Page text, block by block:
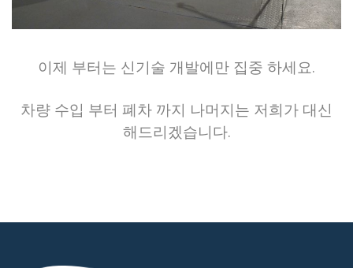
이제 부터는 신기술 개발에만 집중 하세요.
차량 수입 부터 폐차 까지 나머지는 저희가 대신
해드리겠습니다.